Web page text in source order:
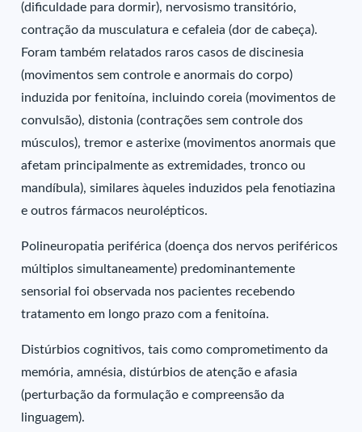
(dificuldade para dormir), nervosismo transitório,
contração da musculatura e cefaleia (dor de cabeça).
Foram também relatados raros casos de discinesia
(movimentos sem controle e anormais do corpo)
induzida por fenitoína, incluindo coreia (movimentos de
convulsão), distonia (contrações sem controle dos
músculos), tremor e asterixe (movimentos anormais que
afetam principalmente as extremidades, tronco ou
mandíbula), similares àqueles induzidos pela fenotiazina
e outros fármacos neurolépticos.
Polineuropatia periférica (doença dos nervos periféricos
múltiplos simultaneamente) predominantemente
sensorial foi observada nos pacientes recebendo
tratamento em longo prazo com a fenitoína.
Distúrbios cognitivos, tais como comprometimento da
memória, amnésia, distúrbios de atenção e afasia
(perturbação da formulação e compreensão da
linguagem).